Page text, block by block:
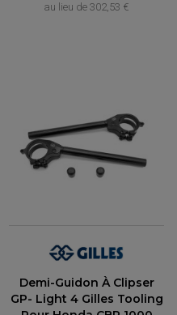
au lieu de 302,53 €
Demi-Guidon À Clipser
GP- Light 4 Gilles Tooling